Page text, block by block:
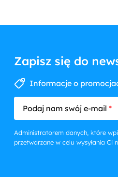
Zapisz się do
Informacje o
Podaj nam swój e-mail
Administratorem danych, które
przetwarzane w celu wysyłania Ci